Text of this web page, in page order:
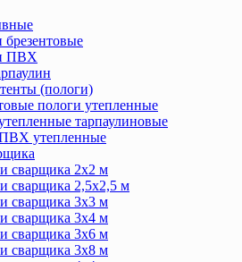
брезентовые
ПВХ
(пологи)
пологи утепленные
тарпаулиновые
утепленные
сварщика 2х2 м
сварщика 2,5х2,5 м
сварщика 3х3 м
сварщика 3х4 м
сварщика 3х6 м
сварщика 3х8 м